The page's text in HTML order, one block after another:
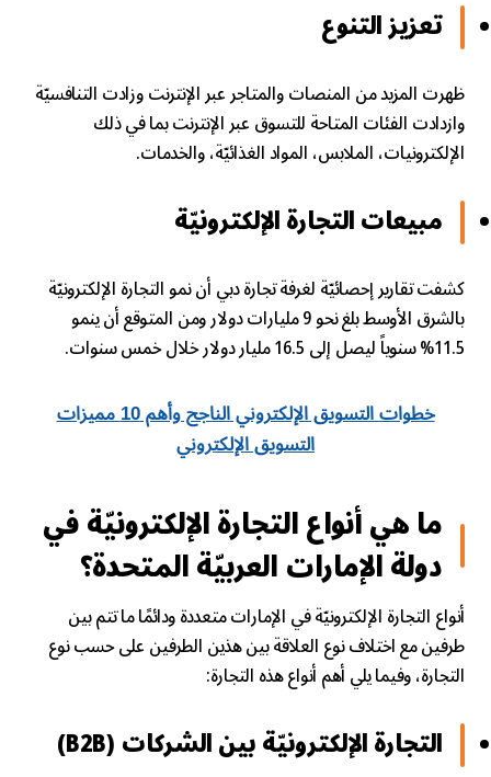
تعزيز التنوع
ظهرت المزيد من المنصات والمتاجر عبر الإنترنت وزادت التنافسيّة
وازدادت الفئات المتاحة للتسوق عبر الإنترنت بما في ذلك
الإلكترونيات، الملابس، المواد الغذائيّة، والخدمات.
مبيعات التجارة الإلكترونيّة
كشفت تقارير إحصائيّة لغرفة تجارة دبي أن نمو التجارة الإلكترونيّة
بالشرق الأوسط بلغ نحو 9 مليارات دولار ومن المتوقع أن ينمو
11.5% سنوياً ليصل إلى 16.5 مليار دولار خلال خمس سنوات.
خطوات التسويق الإلكتروني الناجح وأهم 10 مميزات
التسويق الإلكتروني
ما هي أنواع التجارة الإلكترونيّة في
دولة الإمارات العربيّة المتحدة؟
أنواع التجارة الإلكترونيّة في الإمارات متعددة ودائمًا ما تتم بين
طرفين مع اختلاف نوع العلاقة بين هذين الطرفين على حسب نوع
التجارة، وفيما يلي أهم أنواع هذه التجارة:
التجارة الإلكترونيّة بين الشركات (B2B)